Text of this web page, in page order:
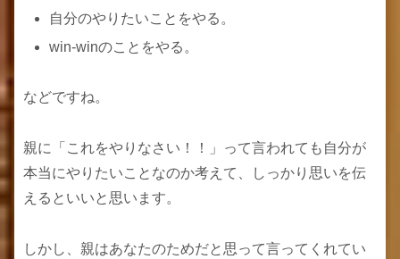
自分のやりたいことをやる。
win-winのことをやる。
などですね。
親に「これをやりなさい！！」って言われても自分が
本当にやりたいことなのか考えて、しっかり思いを伝
えるといいと思います。
しかし、親はあなたのためだと思って言ってくれてい